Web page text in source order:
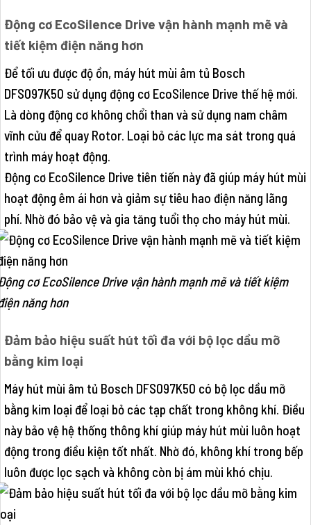
Động cơ EcoSilence Drive vận hành mạnh mẽ và
tiết kiệm điện năng hơn
Để tối ưu được độ ồn, máy hút mùi âm tủ Bosch
DFS097K50 sử dụng động cơ EcoSilence Drive thế hệ mới.
Là dòng động cơ không chổi than và sử dụng nam châm
vĩnh cửu để quay Rotor. Loại bỏ các lực ma sát trong quá
trình máy hoạt động.
Động cơ EcoSilence Drive tiên tiến này đã giúp máy hút mùi
hoạt động êm ái hơn và giảm sự tiêu hao điện năng lãng
phí. Nhờ đó bảo vệ và gia tăng tuổi thọ cho máy hút mùi.
cơ EcoSilence Drive vận hành mạnh mẽ và tiết kiệm
năng hơn
Đảm bảo hiệu suất hút tối đa với bộ lọc dầu mỡ
bằng kim loại
Máy hút mùi âm tủ Bosch DFS097K50 có bộ lọc dầu mỡ
bằng kim loại để loại bỏ các tạp chất trong không khí. Điều
này bảo vệ hệ thống thông khí giúp máy hút mùi luôn hoạt
động trong điều kiện tốt nhất. Nhờ đó, không khí trong bếp
luôn được lọc sạch và không còn bị ám mùi khó chịu.